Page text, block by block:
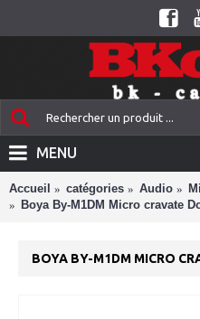
MENU
Accueil catégories Audio
Boya By-M1DM Micro cravate
BOYA BY-M1DM MICRO